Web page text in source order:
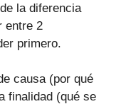
la diferencia
entre 2
primero.
causa (por qué
finalidad (qué se